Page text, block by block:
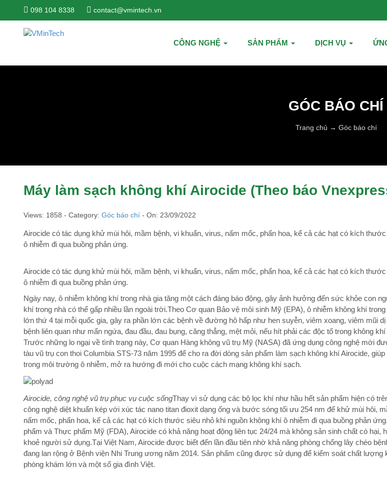
098 104 8338 contact@vmintech.vn
CÔNG NGHỆ SẢN PHẨM DỊCH VỤ
GÓC BÁO CHÍ
Trang chủ → Góc báo chí
Máy làm sạch không khí Airocide (Theo báo
Views: 1858 - Category: Góc báo chí - On: 23/09/2022
Airocide có tác dụng khử mùi hôi, mầm bệnh, vi khuẩn, virus, nấm mốc, phấn hoa, kể cả các hạt có kích
ô nhiễm đi qua buồng phản ứng.
Airocide có tác dụng khử mùi hôi, mầm bệnh, vi khuẩn, virus, nấm mốc, phấn hoa, kể cả các hạt có kích
ô nhiễm đi qua buồng phản ứng.
Ngày nay, ô nhiễm không khí trong nhà gia tăng một cách đáng báo động, gây ảnh hưởng đến sức khỏe con
khí trong nhà có thể gấp nhiều lần ngoài trời.Theo Cơ quan Bảo vệ môi sinh Mỹ (EPA), ô nhiễm không khí
lớn thứ 4 tại mỗi quốc gia, gây ra phần lớn các bệnh về đường hô hấp như hen suyễn, viêm xoang, viêm mũi
bệnh liên quan như mẩn ngứa, đau đầu, đau bụng, căng thẳng, mệt mỏi, nếu hít phải các độc tố trong không
Trước những lo ngại về tình trạng này, Cơ quan Hàng không vũ trụ Mỹ (NASA) đã ứng dụng công nghệ mới
tàu vũ trụ con thoi Columbia STS-73 năm 1995 để cho ra đời dòng sản phẩm làm sạch không khí Airocide,
trong môi trường ô nhiễm, mở ra hướng đi mới cho cuộc cách mạng không khí sạch.
Airocide, công nghệ vũ trụ phục vụ cuộc sốngThay vì sử dụng các bộ lọc khí như hầu hết sản phẩm hiện có
công nghệ diệt khuẩn kép với xúc tác nano titan đioxit dạng ống và bước sóng tối ưu 254 nm để khử mùi hôi,
nấm mốc, phấn hoa, kể cả các hạt có kích thước siêu nhỏ khi nguồn không khí ô nhiễm đi qua buồng phản
phẩm và Thực phẩm Mỹ (FDA), Airocide có khả năng hoạt động liên tục 24/24 mà không sản sinh chất có hại,
khoẻ người sử dụng.Tại Việt Nam, Airocide được biết đến lần đầu tiên nhờ khả năng phòng chống lây chéo
đang lan rộng ở Bệnh viện Nhi Trung ương năm 2014. Sản phẩm cũng được sử dụng để kiểm soát chất lượng
phòng khám lớn và một số gia đình Việt.